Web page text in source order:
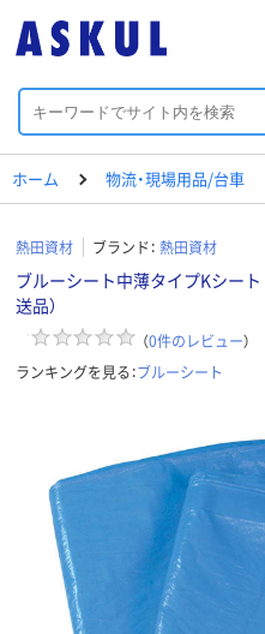
ホーム 物流・現場用品/台車
熱田資材 ブランド： 熱田資材
ブルーシート中薄タイプKシー
送品）
（0件のレビュー）
ランキングを見る：ブルーシート